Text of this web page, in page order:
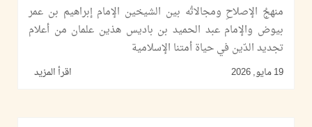
منهجُ الإصلاحِ ومجالاتُه بين الشيخين الإمام إبراهيم بن عمر
بيوض والإمام عبد الحميد بن باديس هذين علمان من أعلام
تجديد الدّين في حياة أمتنا الإسلامية
19 مايو, 2026 اقرأ المزيد